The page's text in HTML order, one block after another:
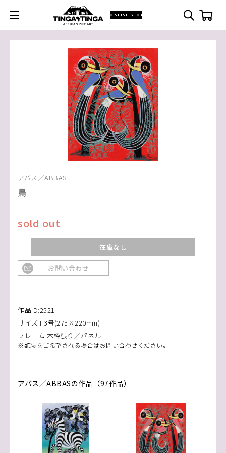
ONLINE SHOP
アバス／ABBAS
鳥
sold out
在庫なし
お問い合わせ
作品ID:2521
サイズ:F3号(273×220mm)
フレーム:木枠張り／パネル
※額装をご希望される場合はお問い合わせください。
アバス／ABBASの作品（97作品）